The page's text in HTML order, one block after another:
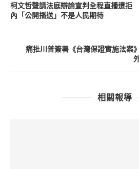
柯文哲聲請法庭辯論宣判全程直播遭拒
內「公開播送」不是人民期待
痛批川普簽署《台灣保證實施法
相關報導